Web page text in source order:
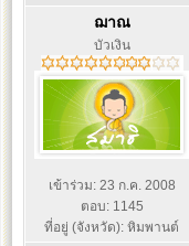
ฌาณ
บัวเงิน
เข้าร่วม: 23 ก.ค. 2008
ตอบ: 1145
ที่อยู่ (จังหวัด): หิมพานต์